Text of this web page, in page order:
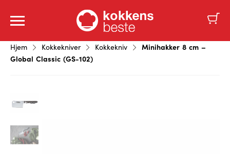
Hjem Kokkekniver Kokkekniv
Minihakker 8 cm –
Global Classic (GS-102)